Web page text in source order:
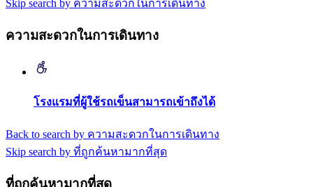
Skip search by ความสะดวกในการเดินทาง
ความสะดวกในการเดินทาง
โรงแรมที่ผู้ใช้รถเข็นสามารถเข้าถึงได้
Back to search by ความสะดวกในการเดินทาง
Skip search by ที่ถูกค้นหามากที่สุด
ที่ถูกค้นหามากที่สุด